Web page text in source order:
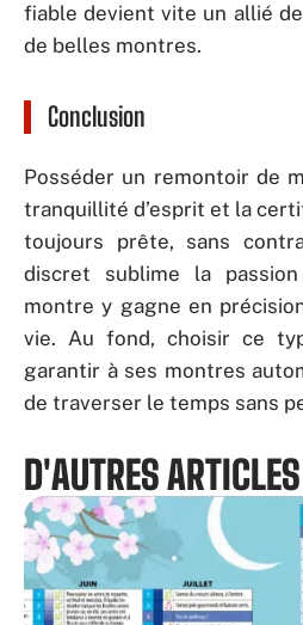
fiable devient vite un allié
de belles montres.
Conclusion
Posséder un remontoir de
tranquillité d’esprit et la
toujours prête, sans
discret sublime la
montre y gagne en
vie. Au fond, choisir ce
garantir à ses montres
de traverser le temps sans
D'AUTRES ARTICLES